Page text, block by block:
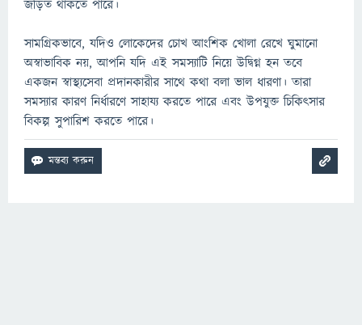
জড়িত থাকতে পারে।
সামগ্রিকভাবে, যদিও লোকেদের চোখ আংশিক খোলা রেখে ঘুমানো
অস্বাভাবিক নয়, আপনি যদি এই সমস্যাটি নিয়ে উদ্বিগ্ন হন তবে
একজন স্বাস্থ্যসেবা প্রদানকারীর সাথে কথা বলা ভাল ধারণা। তারা
সমস্যার কারণ নির্ধারণে সাহায্য করতে পারে এবং উপযুক্ত চিকিৎসার
বিকল্প সুপারিশ করতে পারে।